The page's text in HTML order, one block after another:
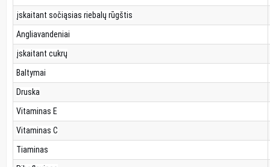
įskaitant sočiąsias riebalų rūgštis
Angliavandeniai
įskaitant cukrų
Baltymai
Druska
Vitaminas E
Vitaminas C
Tiaminas